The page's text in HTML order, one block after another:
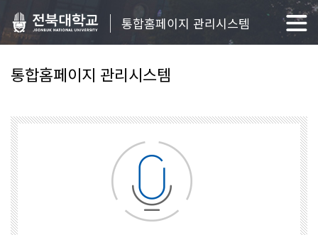
통합홈페이지 관리시스템
통합홈페이지 관리시스템